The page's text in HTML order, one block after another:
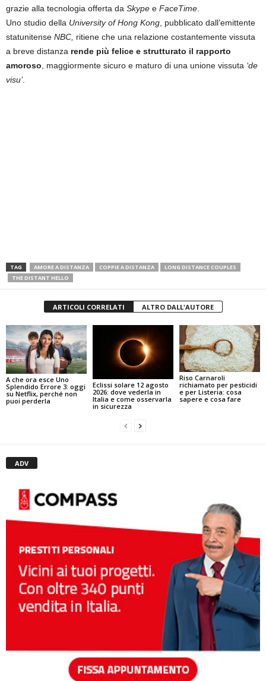
grazie alla tecnologia offerta da Skype e FaceTime
Uno studio della University of Hong Kong , pubblicato dall’emittente
statunitense NBC, ritiene che una relazione costantemente vissuta
a breve distanza rende più felice e strutturato il rapporto
amoroso , maggiormente sicuro e maturo di una unione vissuta ‘de
visu’.
TAG AMORE A DISTANZA COPPIE A DISTANZA
LONG DISTANCE COUPLES
THE DISTANT HELLO
ARTICOLI CORRELATI ALTRO DALL'AUTORE
A che ora esce Uno
Splendido Errore 3: oggi
su Netflix, perché non
puoi perderla
Eclissi solare 12 agosto
2026: dove vederla in
Italia e come osservarla
in sicurezza
Riso Carnaroli
richiamato per pesticidi
e per Listeria: cosa
sapere e cosa fare
ADV